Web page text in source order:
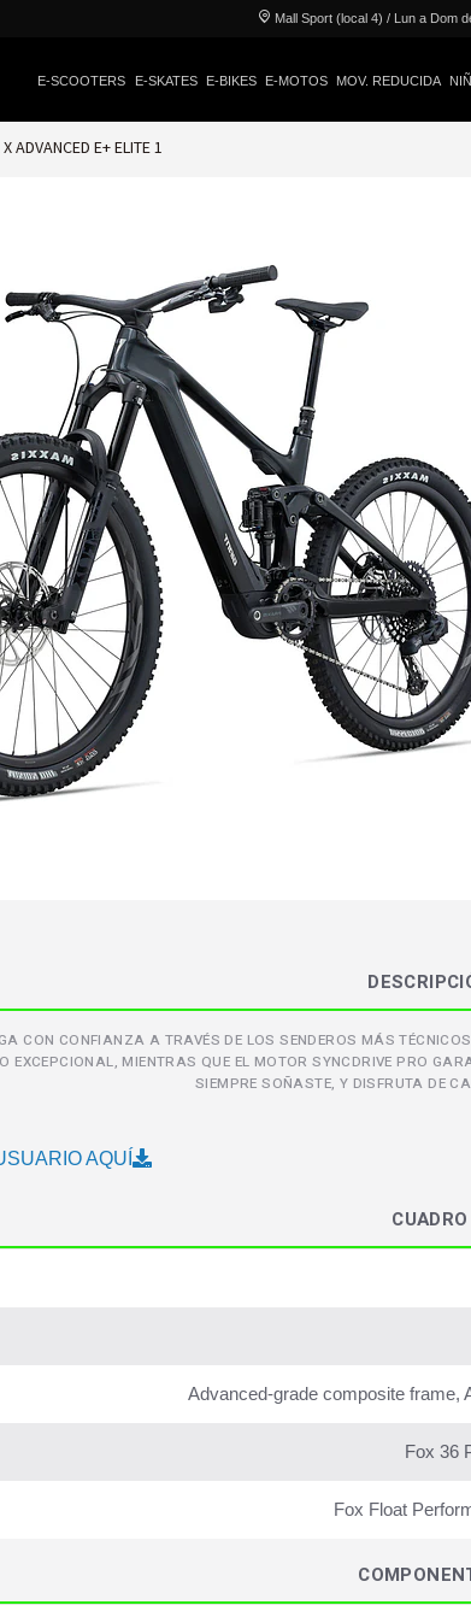
Mall Sport (local 4) / Lun a Dom
E-SCOOTERS E-SKATES E-BIKES E-MOTOS MOV. REDUCIDA
ADVANCED E+ ELITE 1
CON CONFIANZA A TRAVÉS DE LOS SENDEROS MÁS
EXCEPCIONAL, MIENTRAS QUE EL MOTOR SYNCDRIVE PRO
SIEMPRE SOÑASTE, Y DISFRUTA DE
AQUÍ
CUADRO
Advanced-grade composite frame,
Fox 36
Fox Float